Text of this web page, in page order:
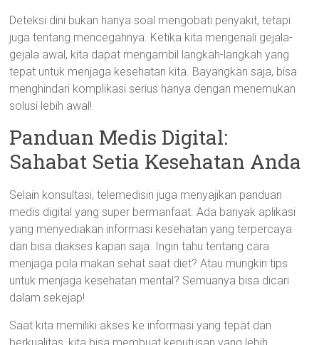
Deteksi dini bukan hanya soal mengobati penyakit, tetapi
juga tentang mencegahnya. Ketika kita mengenali gejala-
gejala awal, kita dapat mengambil langkah-langkah yang
tepat untuk menjaga kesehatan kita. Bayangkan saja, bisa
menghindari komplikasi serius hanya dengan menemukan
solusi lebih awal!
Panduan Medis Digital:
Sahabat Setia Kesehatan Anda
Selain konsultasi, telemedisin juga menyajikan panduan
medis digital yang super bermanfaat. Ada banyak aplikasi
yang menyediakan informasi kesehatan yang terpercaya
dan bisa diakses kapan saja. Ingin tahu tentang cara
menjaga pola makan sehat saat diet? Atau mungkin tips
untuk menjaga kesehatan mental? Semuanya bisa dicari
dalam sekejap!
Saat kita memiliki akses ke informasi yang tepat dan